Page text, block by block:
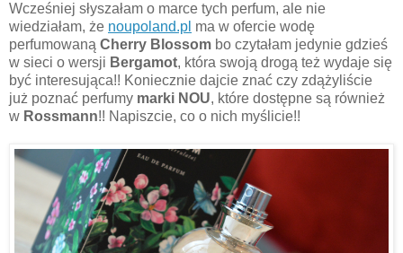
Wcześniej słyszałam o marce tych perfum, ale nie
wiedziałam, że noupoland.pl ma w ofercie wodę
perfumowaną Cherry Blossom bo czytałam jedynie gdzieś
w sieci o wersji Bergamot, która swoją drogą też wydaje się
być interesująca!! Koniecznie dajcie znać czy zdążyliście
już poznać perfumy marki NOU, które dostępne są również
w Rossmann!! Napiszcie, co o nich myślicie!!